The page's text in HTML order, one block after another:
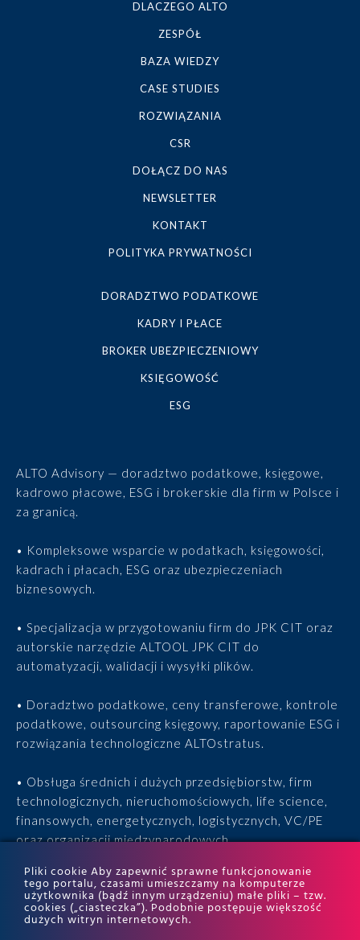
DLACZEGO ALTO
ZESPÓŁ
BAZA WIEDZY
CASE STUDIES
ROZWIĄZANIA
CSR
DOŁĄCZ DO NAS
NEWSLETTER
KONTAKT
POLITYKA PRYWATNOŚCI
DORADZTWO PODATKOWE
KADRY I PŁACE
BROKER UBEZPIECZENIOWY
KSIĘGOWOŚĆ
ESG
ALTO Advisory — doradztwo podatkowe, księgowe,
kadrowo płacowe, ESG i brokerskie dla firm w Polsce i
za granicą.
• Kompleksowe wsparcie w podatkach, księgowości,
kadrach i płacach, ESG oraz ubezpieczeniach
biznesowych.
• Specjalizacja w przygotowaniu firm do JPK CIT oraz
autorskie narzędzie ALTOOL JPK CIT do
automatyzacji, walidacji i wysyłki plików.
• Doradztwo podatkowe, ceny transferowe, kontrole
podatkowe, outsourcing księgowy, raportowanie ESG i
rozwiązania technologiczne ALTOstratus.
• Obsługa średnich i dużych przedsiębiorstw, firm
technologicznych, nieruchomościowych, life science,
finansowych, energetycznych, logistycznych, VC/PE
oraz organizacji międzynarodowych.
• 15 lat doświadczenia, 170 ekspertów, tysiące
zrealizowanych projektów i wyróżnienia w rankingach
ITR World Tax i ITR World TP.
Pliki cookie Aby zapewnić sprawne funkcjonowanie
tego portalu, czasami umieszczamy na komputerze
użytkownika (bądź innym urządzeniu) małe pliki – tzw.
cookies („ciasteczka”). Podobnie postępuje większość
dużych witryn internetowych.